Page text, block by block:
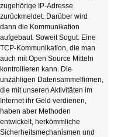
zugehörige IP-Adresse
zurückmeldet. Darüber wird
dann die Kommunikation
aufgebaut. Soweit Sogut. Eine
TCP-Kommunikation, die man
auch mit Open Source Mitteln
kontrollieren kann. Die
unzähligen Datensammelfirmen,
die mit unseren Aktivitäten im
Internet ihr Geld verdienen,
haben aber Methoden
entwickelt, herkömmliche
Sicherheitsmechanismen und